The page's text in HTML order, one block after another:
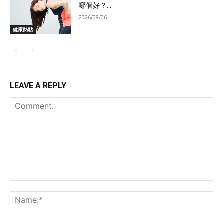
健康熱點
哪個好？...
2026/08/06
LEAVE A REPLY